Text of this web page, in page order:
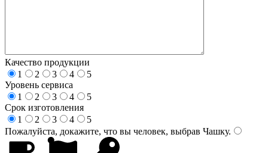
Качество продукции
1
2 3 4
5
Уровень сервиса
1
2 3 4
5
Срок изготовления
1
2 3 4
5
Пожалуйста, докажите, что вы человек, выбрав Чашку.